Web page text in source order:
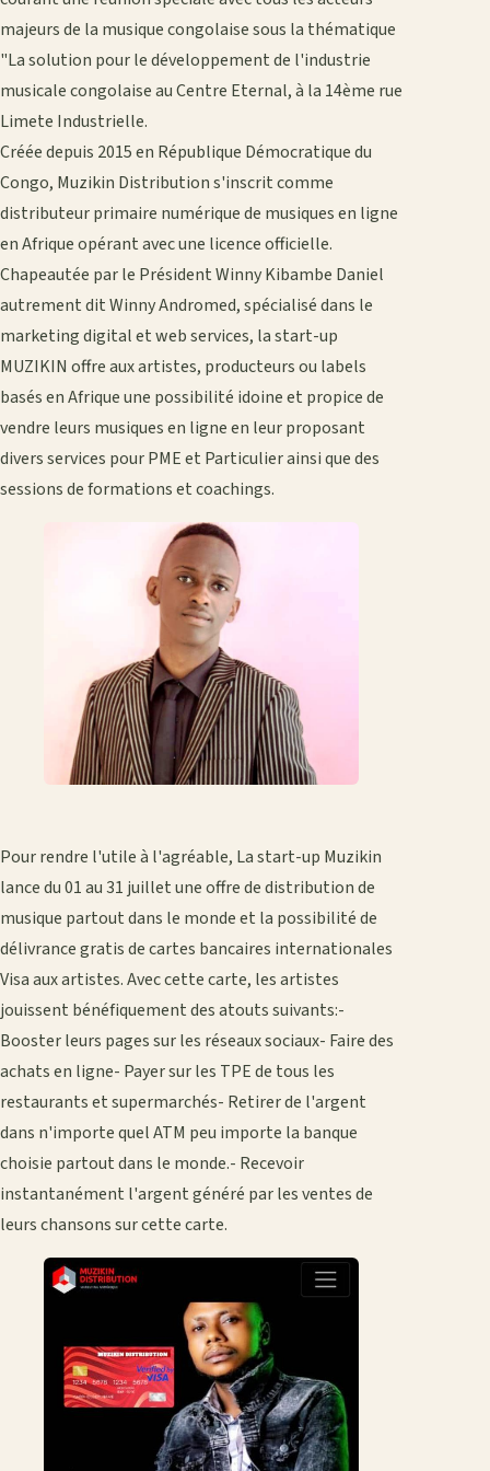
majeurs de la musique congolaise sous la thématique
"La solution pour le développement de l'industrie
musicale congolaise au Centre Eternal, à la 14ème rue
Limete Industrielle.
Créée depuis 2015 en République Démocratique du
Congo, Muzikin Distribution s'inscrit comme
distributeur primaire numérique de musiques en ligne
en Afrique opérant avec une licence officielle.
Chapeautée par le Président Winny Kibambe Daniel
autrement dit Winny Andromed, spécialisé dans le
marketing digital et web services, la start-up
MUZIKIN offre aux artistes, producteurs ou labels
basés en Afrique une possibilité idoine et propice de
vendre leurs musiques en ligne en leur proposant
divers services pour PME et Particulier ainsi que des
sessions de formations et coachings.
Pour rendre l'utile à l'agréable, La start-up Muzikin
lance du 01 au 31 juillet une offre de distribution de
musique partout dans le monde et la possibilité de
délivrance gratis de cartes bancaires internationales
Visa aux artistes. Avec cette carte, les artistes
jouissent bénéfiquement des atouts suivants:-
Booster leurs pages sur les réseaux sociaux- Faire des
achats en ligne- Payer sur les TPE de tous les
restaurants et supermarchés- Retirer de l'argent
dans n'importe quel ATM peu importe la banque
choisie partout dans le monde.- Recevoir
instantanément l'argent généré par les ventes de
leurs chansons sur cette carte.